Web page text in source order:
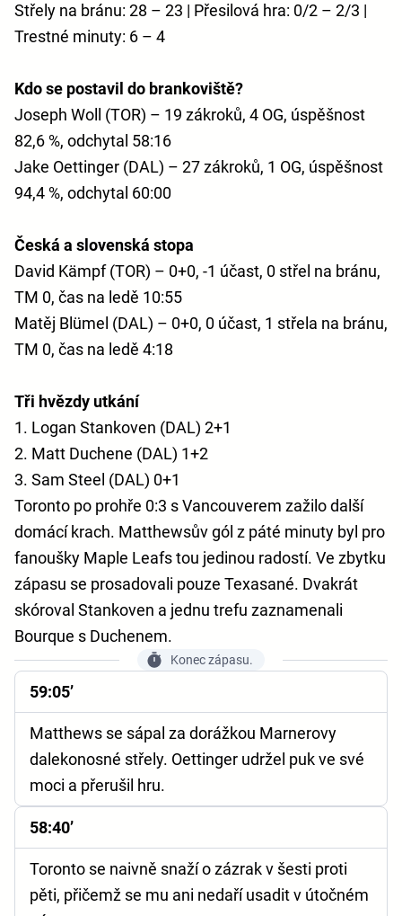
Střely na bránu: 28 – 23 | Přesilová hra: 0/2 – 2/3 |
Trestné minuty: 6 – 4
Kdo se postavil do brankoviště?
Joseph Woll (TOR) – 19 zákroků, 4 OG, úspěšnost
82,6 %, odchytal 58:16
Jake Oettinger (DAL) – 27 zákroků, 1 OG, úspěšnost
94,4 %, odchytal 60:00
Česká a slovenská stopa
David Kämpf (TOR) – 0+0, -1 účast, 0 střel na bránu,
TM 0, čas na ledě 10:55
Matěj Blümel (DAL) – 0+0, 0 účast, 1 střela na bránu,
TM 0, čas na ledě 4:18
Tři hvězdy utkání
1. Logan Stankoven (DAL) 2+1
2. Matt Duchene (DAL) 1+2
3. Sam Steel (DAL) 0+1
Toronto po prohře 0:3 s Vancouverem zažilo další
domácí krach. Matthewsův gól z páté minuty byl pro
fanoušky Maple Leafs tou jedinou radostí. Ve zbytku
zápasu se prosadovali pouze Texasané. Dvakrát
skóroval Stankoven a jednu trefu zaznamenali
Bourque s Duchenem.
Konec zápasu.
59:05’
Matthews se sápal za dorážkou Marnerovy
dalekonosné střely. Oettinger udržel puk ve své
moci a přerušil hru.
58:40’
Toronto se naivně snaží o zázrak v šesti proti
pěti, přičemž se mu ani nedaří usadit v útočném